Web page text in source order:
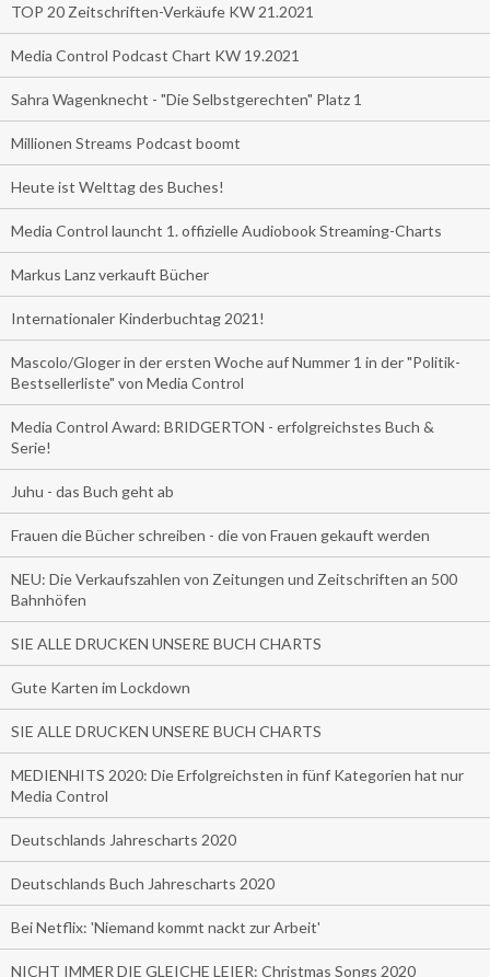
TOP 20 Zeitschriften-Verkäufe KW 21.2021
Media Control Podcast Chart KW 19.2021
Sahra Wagenknecht - "Die Selbstgerechten" Platz 1
Millionen Streams Podcast boomt
Heute ist Welttag des Buches!
Media Control launcht 1. offizielle Audiobook Streaming-Charts
Markus Lanz verkauft Bücher
Internationaler Kinderbuchtag 2021!
Mascolo/Gloger in der ersten Woche auf Nummer 1 in der "Politik-
Bestsellerliste" von Media Control
Media Control Award: BRIDGERTON - erfolgreichstes Buch &
Serie!
Juhu - das Buch geht ab
Frauen die Bücher schreiben - die von Frauen gekauft werden
NEU: Die Verkaufszahlen von Zeitungen und Zeitschriften an 500
Bahnhöfen
SIE ALLE DRUCKEN UNSERE BUCH CHARTS
Gute Karten im Lockdown
SIE ALLE DRUCKEN UNSERE BUCH CHARTS
MEDIENHITS 2020: Die Erfolgreichsten in fünf Kategorien hat nur
Media Control
Deutschlands Jahrescharts 2020
Deutschlands Buch Jahrescharts 2020
Bei Netflix: 'Niemand kommt nackt zur Arbeit'
NICHT IMMER DIE GLEICHE LEIER: Christmas Songs 2020